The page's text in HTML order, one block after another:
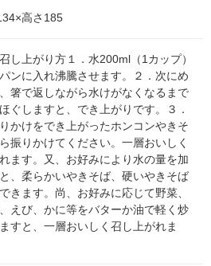
高さ185
し上がり方１．水200ml（1カップ）
ンに入れ沸騰させます。２．次にめ
箸で返しながら水けがなくなるまで
ぐしますと、でき上がりです。３．
かけをでき上がったホンコンやきそ
振りかけてください。一層おいしく
ます。又、お好みにより水の量を加
、柔らかいやきそば、硬いやきそば
きます。尚、お好みに応じて野菜、
えび、かに等をバターか油で軽く炒
すと、一層おいしく召し上がれま